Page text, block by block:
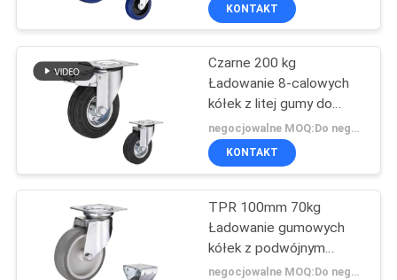
Kółka medyczne
KONTAKT
Czarne 200 kg
Ładowanie 8-calowych
kółek z litej gumy do
noszenia
negocjowalne MOQ:Do negocjacji
KONTAKT
TPR 100mm 70kg
Ładowanie gumowych
kółek z podwójnym
hamulcem
negocjowalne MOQ:Do negocjacji